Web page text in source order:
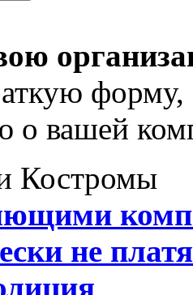
вашей
Костромы
не